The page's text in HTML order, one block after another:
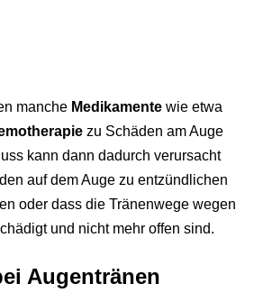
manche Medikamente wie etwa
zu Schäden am Auge
kann dann dadurch verursacht
auf dem Auge zu entzündlichen
oder dass die Tränenwege wegen
und nicht mehr offen sind.
Augentränen